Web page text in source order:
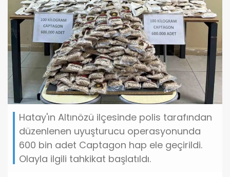
Hatay'ın Altınözü ilçesinde polis tarafından
düzenlenen uyuşturucu operasyonunda
600 bin adet Captagon hap ele geçirildi.
Olayla ilgili tahkikat başlatıldı.